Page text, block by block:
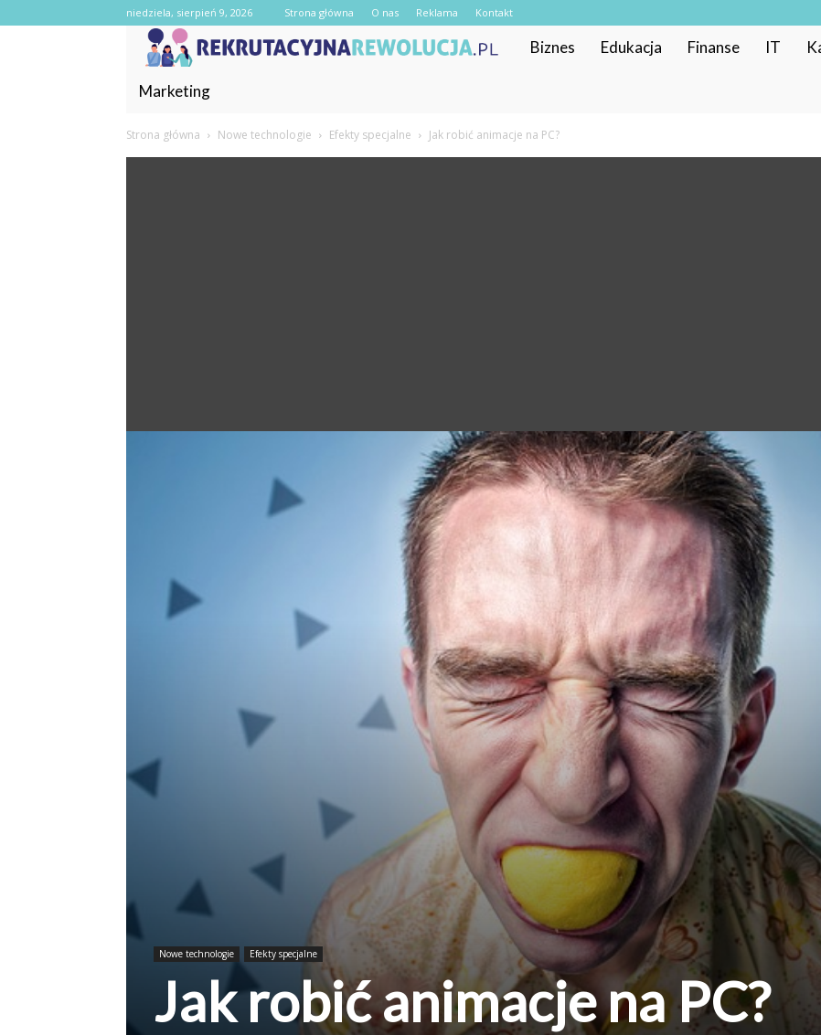
niedziela, sierpień 9, 2026 Strona główna O nas Reklama Kontakt
RekrutacyjnaRewolucja.pl
Biznes Edukacja Finanse IT
Marketing
Strona główna Nowe technologie Efekty specjalne Jak robić animacje na PC?
Nowe technologie Efekty specjalne
Jak robić animacje na PC?